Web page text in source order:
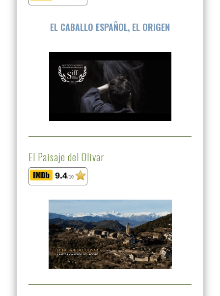
EL CABALLO ESPAÑOL, EL ORIGEN
El Paisaje del Olivar
9.4/10